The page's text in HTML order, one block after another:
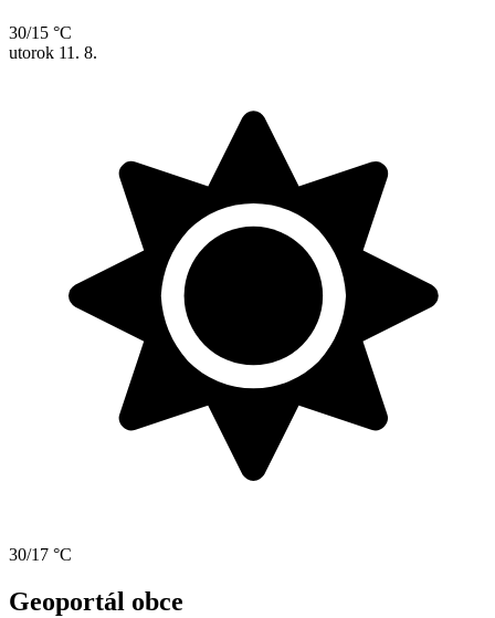
30/15 °C
utorok 11. 8.
30/17 °C
Geoportál obce